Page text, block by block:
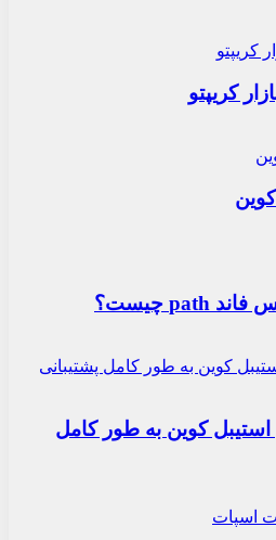
کریپتو
کوین به طور کامل